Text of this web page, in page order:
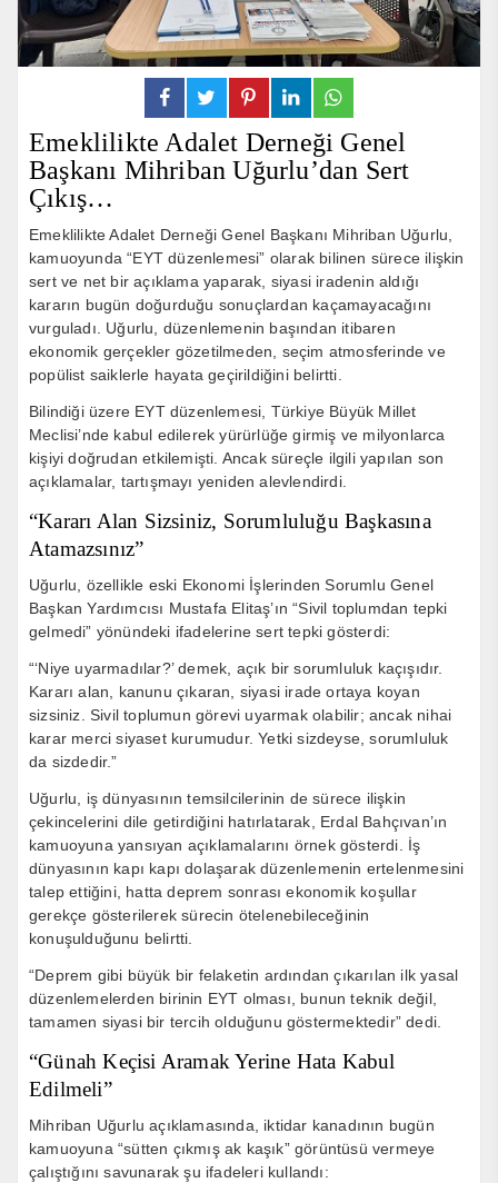
Emeklilikte Adalet Derneği Genel
Başkanı Mihriban Uğurlu’dan Sert
Çıkış…
Emeklilikte Adalet Derneği Genel Başkanı Mihriban Uğurlu,
kamuoyunda “EYT düzenlemesi” olarak bilinen sürece ilişkin
sert ve net bir açıklama yaparak, siyasi iradenin aldığı
kararın bugün doğurduğu sonuçlardan kaçamayacağını
vurguladı. Uğurlu, düzenlemenin başından itibaren
ekonomik gerçekler gözetilmeden, seçim atmosferinde ve
popülist saiklerle hayata geçirildiğini belirtti.
Bilindiği üzere EYT düzenlemesi, Türkiye Büyük Millet
Meclisi’nde kabul edilerek yürürlüğe girmiş ve milyonlarca
kişiyi doğrudan etkilemişti. Ancak süreçle ilgili yapılan son
açıklamalar, tartışmayı yeniden alevlendirdi.
“Kararı Alan Sizsiniz, Sorumluluğu Başkasına
Atamazsınız”
Uğurlu, özellikle eski Ekonomi İşlerinden Sorumlu Genel
Başkan Yardımcısı Mustafa Elitaş’ın “Sivil toplumdan tepki
gelmedi” yönündeki ifadelerine sert tepki gösterdi:
“‘Niye uyarmadılar?’ demek, açık bir sorumluluk kaçışıdır.
Kararı alan, kanunu çıkaran, siyasi irade ortaya koyan
sizsiniz. Sivil toplumun görevi uyarmak olabilir; ancak nihai
karar merci siyaset kurumudur. Yetki sizdeyse, sorumluluk
da sizdedir.”
Uğurlu, iş dünyasının temsilcilerinin de sürece ilişkin
çekincelerini dile getirdiğini hatırlatarak, Erdal Bahçıvan’ın
kamuoyuna yansıyan açıklamalarını örnek gösterdi. İş
dünyasının kapı kapı dolaşarak düzenlemenin ertelenmesini
talep ettiğini, hatta deprem sonrası ekonomik koşullar
gerekçe gösterilerek sürecin ötelenebileceğinin
konuşulduğunu belirtti.
“Deprem gibi büyük bir felaketin ardından çıkarılan ilk yasal
düzenlemelerden birinin EYT olması, bunun teknik değil,
tamamen siyasi bir tercih olduğunu göstermektedir” dedi.
“Günah Keçisi Aramak Yerine Hata Kabul
Edilmeli”
Mihriban Uğurlu açıklamasında, iktidar kanadının bugün
kamuoyuna “sütten çıkmış ak kaşık” görüntüsü vermeye
çalıştığını savunarak şu ifadeleri kullandı: